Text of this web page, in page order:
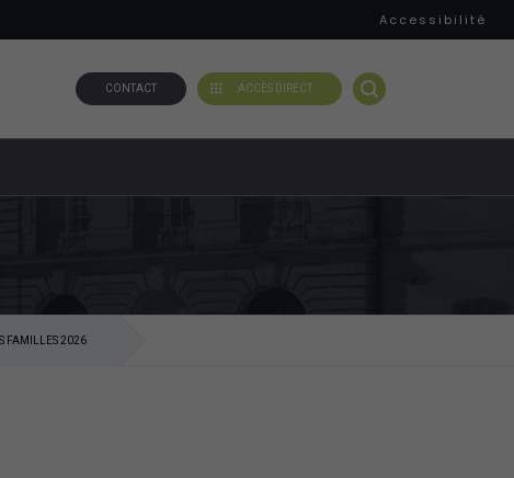
Accessibilité
CONTACT ACCÈS DIRECT
FAMILLES 2026